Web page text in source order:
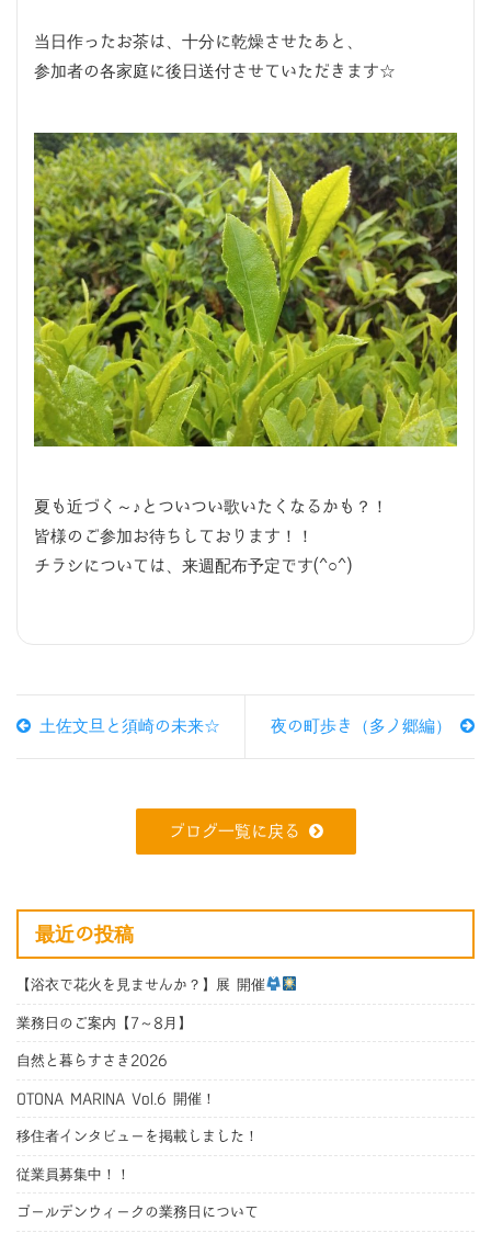
当日作ったお茶は、十分に乾燥させたあと、
参加者の各家庭に後日送付させていただきます☆
夏も近づく～♪とついつい歌いたくなるかも？！
皆様のご参加お待ちしております！！
チラシについては、来週配布予定です(^○^)
土佐文旦と須崎の未来☆ 夜の町歩き（多ノ郷編）
ブログ一覧に戻る
最近の投稿
【浴衣で花火を見ませんか？】展 開催
業務日のご案内【7～8月】
自然と暮らすさき2026
OTONA MARINA Vol.6 開催！
移住者インタビューを掲載しました！
従業員募集中！！
ゴールデンウィークの業務日について